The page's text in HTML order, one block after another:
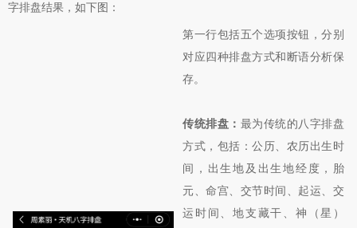
字排盘结果，如下图：
第一行包括五个选项按钮，分别
对应四种排盘方式和断语分析保
存。
传统排盘： 最为传统的八字排盘
方式，包括：公历、农历出生时
间，出生地及出生地经度，胎
元、命宫、交节时间、起运、交
运时间、地支藏干、神（星）